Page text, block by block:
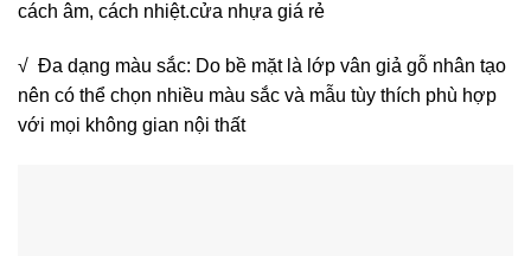
cách âm, cách nhiệt.cửa nhựa giá rẻ
√ Đa dạng màu sắc: Do bề mặt là lớp vân giả gỗ nhân tạo
nên có thể chọn nhiều màu sắc và mẫu tùy thích phù hợp
với mọi không gian nội thất